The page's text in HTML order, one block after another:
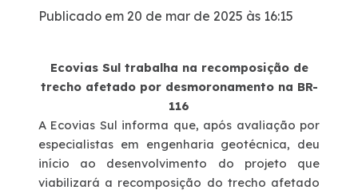
Política de Gestão Integrada
Certificações
Atendimento
Publicado em 20 de mar de 2025 às 16:15
Ecovias Sul trabalha na recomposição de
trecho afetado por desmoronamento na BR-
116
A Ecovias Sul informa que, após avaliação por
especialistas em engenharia geotécnica, deu
início ao desenvolvimento do projeto que
viabilizará a recomposição do trecho afetado